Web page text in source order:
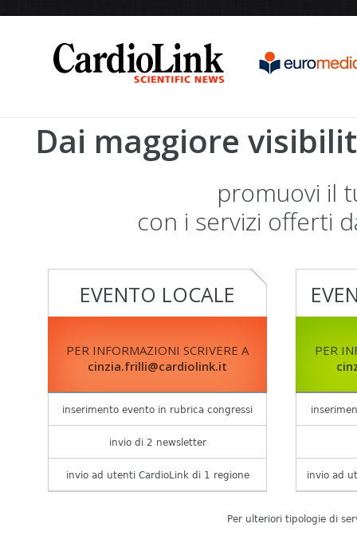
Dai maggiore
promuovi il
con i servizi offerti
EVENTO LOCALE
PER INFORMAZIONI SCRIVERE A
cinzia.frilli@cardiolink.it
inserimento evento in rubrica congressi
invio di 2 newsletter
invio ad utenti CardioLink di 1 regione
PER
invio ad
Per ulteriori tipologie di